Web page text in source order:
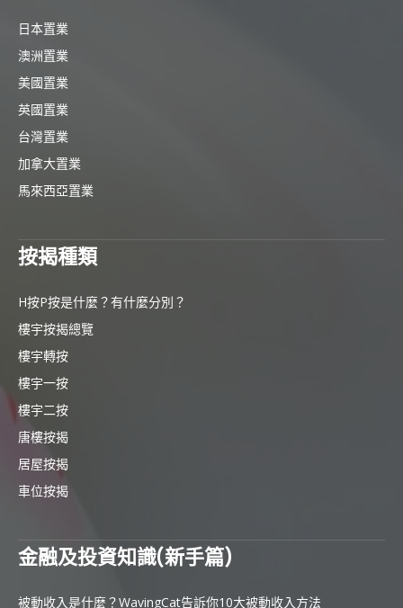
日本置業
澳洲置業
美國置業
英國置業
台灣置業
加拿大置業
馬來西亞置業
按揭種類
H按P按是什麼？有什麼分別？
樓宇按揭總覽
樓宇轉按
樓宇一按
樓宇二按
唐樓按揭
居屋按揭
車位按揭
金融及投資知識(新手篇)
被動收入是什麼？WavingCat告訴你10大被動收入方法